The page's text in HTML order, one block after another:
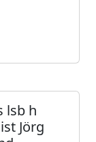
lsb h
Jörg